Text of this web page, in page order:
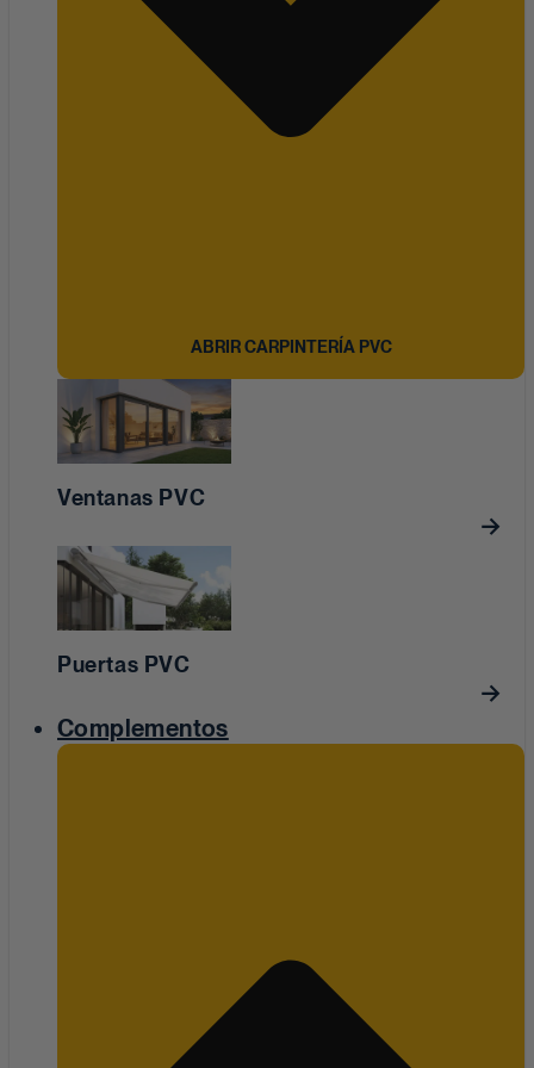
ABRIR CARPINTERÍA PVC
Ventanas PVC
Puertas PVC
Complementos